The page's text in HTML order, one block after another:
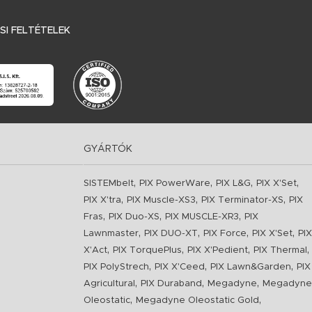
FELTÉTELEK
GYÁRTÓK
SISTEMbelt, PIX PowerWare, PIX L&G, PIX X'Set,
PIX X'tra, PIX Muscle-XS3, PIX Terminator-XS,
PIX
Fras, PIX Duo-XS, PIX MUSCLE-XR3,
PIX
Lawnmaster, PIX DUO-XT , PIX Force, PIX X'Set,
PIX
X'Act, PIX TorquePlus, PIX X'Pedient, PIX Thermal ,
PIX PolyStrech, PIX X'Ceed , PIX Lawn&Garden,
PIX
Agricultural , PIX Duraband , Megadyne,
Megadyne
Oleostatic, Megadyne Oleostatic Gold ,